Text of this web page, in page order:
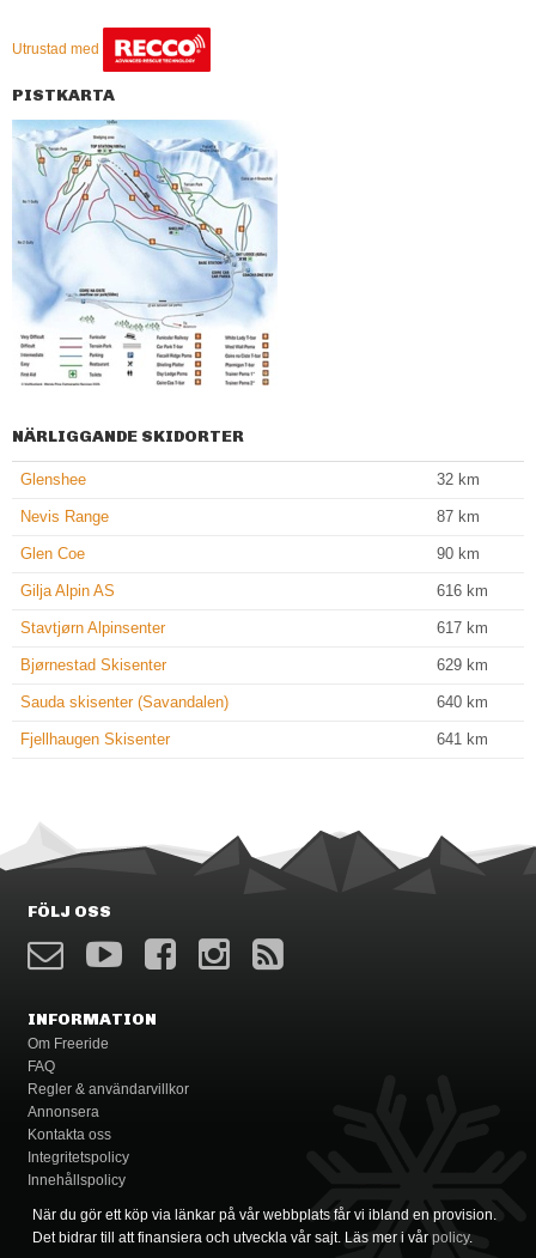
Utrustad med
PISTKARTA
NÄRLIGGANDE SKIDORTER
Glenshee 32 km
Nevis Range 87 km
Glen Coe 90 km
Gilja Alpin AS 616 km
Stavtjørn Alpinsenter 617 km
Bjørnestad Skisenter 629 km
Sauda skisenter (Savandalen) 640 km
Fjellhaugen Skisenter 641 km
FÖLJ OSS
INFORMATION
Om Freeride
FAQ
Regler & användarvillkor
Annonsera
Kontakta oss
Integritetspolicy
Innehållspolicy
När du gör ett köp via länkar på vår webbplats får vi ibland en provision.
Det bidrar till att finansiera och utveckla vår sajt. Läs mer i vår policy.